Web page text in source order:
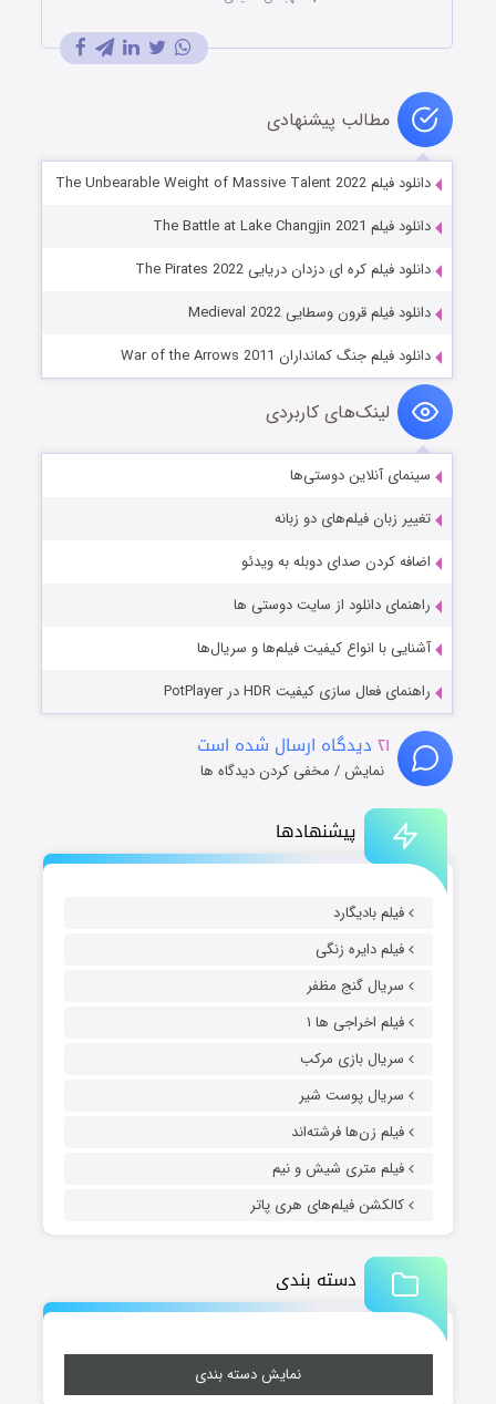
پیشنهادها
فیلم بادیگارد
فیلم دایره زنگی
سریال گنج مظفر
فیلم اخراجی ها ۱
سریال بازی مرکب
سریال پوست شیر
فیلم زن‌ها فرشته‌اند
فیلم متری شیش و نیم
کالکشن فیلم‌های هری پاتر
دسته بندی
نمایش دسته بندی
مطالب پیشنهادی
دانلود فیلم The Unbearable Weight of Massive Talent 2022
دانلود فیلم The Battle at Lake Changjin 2021
دانلود فیلم کره ای دزدان دریایی The Pirates 2022
دانلود فیلم قرون وسطایی Medieval 2022
دانلود فیلم جنگ کمانداران War of the Arrows 2011
لینک‌های کاربردی
سینمای آنلاین دوستی‌ها
تغییر زبان فیلم‌های دو زبانه
اضافه کردن صدای دوبله به ویدئو
راهنمای دانلود از سایت دوستی ها
آشنایی با انواع کیفیت فیلم‌ها و سریال‌ها
راهنمای فعال سازی کیفیت HDR در PotPlayer
۲۱ دیدگاه ارسال شده است
نمایش / مخفی کردن دیدگاه ها